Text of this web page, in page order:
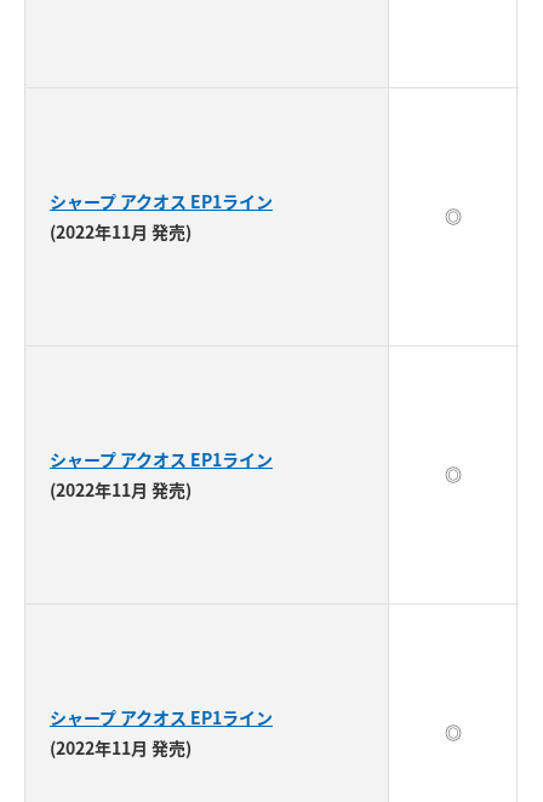
シャープ アクオス EP1ライン
(2022年11月 発売)
◎
シャープ アクオス EP1ライン
(2022年11月 発売)
◎
シャープ アクオス EP1ライン
(2022年11月 発売)
◎